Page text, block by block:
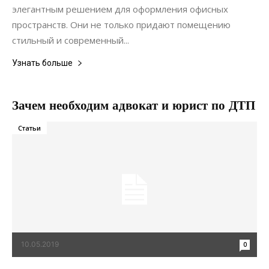
элегантным решением для оформления офисных
пространств. Они не только придают помещению
стильный и современный...
Узнать больше
Зачем необходим адвокат и юрист по ДТП
10.05.2019 0
Статьи